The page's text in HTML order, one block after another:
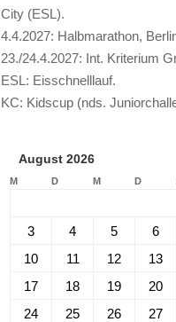
City (ESL).
4.4.2027: Halbmarathon,
23./24.4.2027: Int. Kriterium
ESL: Eisschnelllauf.
KC: Kidscup (nds.
August 2026
M D M D
3
4 5 6
10
11 12 13
17
18 19 20
24
25 26 27